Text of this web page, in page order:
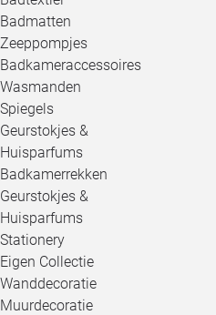
Badmatten
Zeeppompjes
Badkameraccessoires
Wasmanden
Spiegels
Geurstokjes &
Huisparfums
Badkamerrekken
Geurstokjes &
Huisparfums
Stationery
Eigen Collectie
Wanddecoratie
Muurdecoratie